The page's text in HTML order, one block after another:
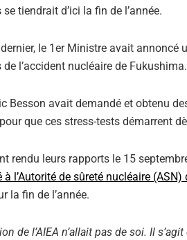
tiendrait d’ici la fin de l’année.
le 1er Ministre avait
l’accident nucléaire de Fukushima.
Besson avait demandé et obtenu
que ces stress-tests démarrent
rendu leurs rapports le 15
l’Autorité de sûreté nucléaire
la fin de l’année.
de l’AIEA n’allait pas de soi. Il